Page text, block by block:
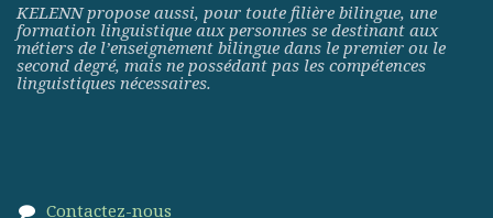
KELENN propose aussi, pour toute filière bilingue, une
formation linguistique aux personnes se destinant aux
métiers de l’enseignement bilingue dans le premier ou le
second degré, mais ne possédant pas les compétences
linguistiques nécessaires.
Contactez-nous